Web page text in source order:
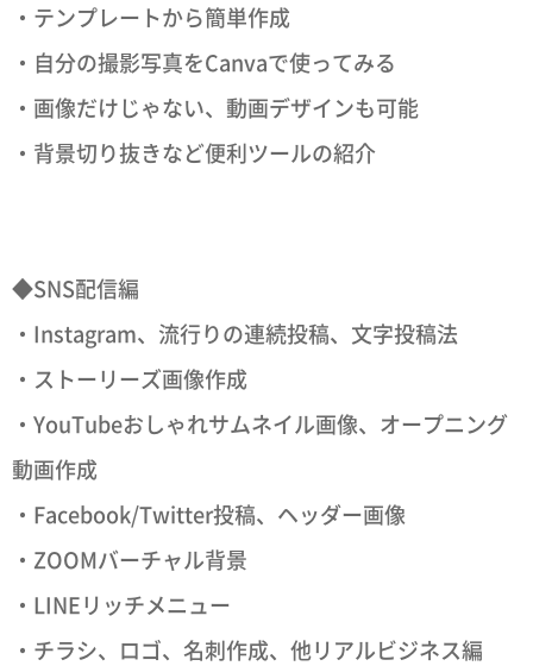
・テンプレートから簡単作成
・自分の撮影写真をCanvaで使ってみる
・画像だけじゃない、動画デザインも可能
・背景切り抜きなど便利ツールの紹介
◆SNS配信編
・Instagram、流行りの連続投稿、文字投稿法
・ストーリーズ画像作成
・YouTubeおしゃれサムネイル画像、オープニング
動画作成
・Facebook/Twitter投稿、ヘッダー画像
・ZOOMバーチャル背景
・LINEリッチメニュー
・チラシ、ロゴ、名刺作成、他リアルビジネス編